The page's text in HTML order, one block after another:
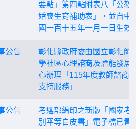
要點」第四點附表八「公教
婚喪生育補助表」，並自中
國一百十五年一月一日生效
公告
彰化縣政府委由國立彰化師
學社區心理諮商及潛能發展
心辦理「115年度教師諮商
支持服務」
公告
考選部編印之新版「國家考
別平等白皮書」電子檔已置